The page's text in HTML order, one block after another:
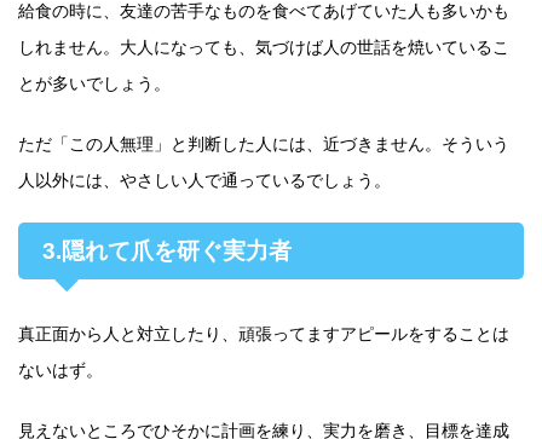
給食の時に、友達の苦手なものを食べてあげていた人も多いかも
しれません。大人になっても、気づけば人の世話を焼いているこ
とが多いでしょう。
ただ「この人無理」と判断した人には、近づきません。そういう
人以外には、やさしい人で通っているでしょう。
3.隠れて爪を研ぐ実力者
真正面から人と対立したり、頑張ってますアピールをすることは
ないはず。
見えないところでひそかに計画を練り、実力を磨き、目標を達成